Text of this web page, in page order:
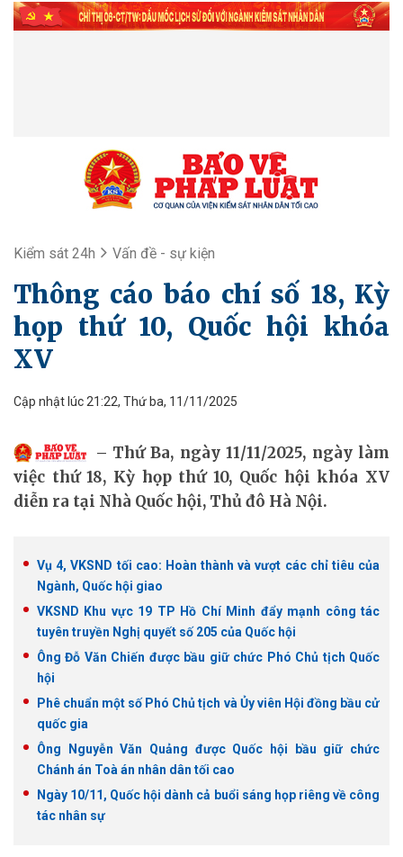
Kiểm sát 24h Vấn đề - sự kiện
Thông cáo báo chí số 18, Kỳ
họp thứ 10, Quốc hội khóa
XV
Cập nhật lúc 21:22, Thứ ba, 11/11/2025
Thứ Ba, ngày 11/11/2025, ngày làm
việc thứ 18, Kỳ họp thứ 10, Quốc hội khóa XV
diễn ra tại Nhà Quốc hội, Thủ đô Hà Nội.
Vụ 4, VKSND tối cao: Hoàn thành và vượt các chỉ tiêu của
Ngành, Quốc hội giao
VKSND Khu vực 19 TP Hồ Chí Minh đẩy mạnh công tác
tuyên truyền Nghị quyết số 205 của Quốc hội
Ông Đỗ Văn Chiến được bầu giữ chức Phó Chủ tịch Quốc
hội
Phê chuẩn một số Phó Chủ tịch và Ủy viên Hội đồng bầu cử
quốc gia
Ông Nguyễn Văn Quảng được Quốc hội bầu giữ chức
Chánh án Toà án nhân dân tối cao
Ngày 10/11, Quốc hội dành cả buổi sáng họp riêng về công
tác nhân sự